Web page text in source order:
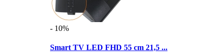
- 10%
Smart TV LED FHD 55 cm 21,5 ...